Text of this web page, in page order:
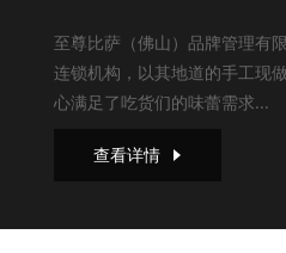
至尊比萨（佛山）品牌管理有
连锁机构，以其地道的手工现
心满足了吃货们的味蕾需求...
查看详情